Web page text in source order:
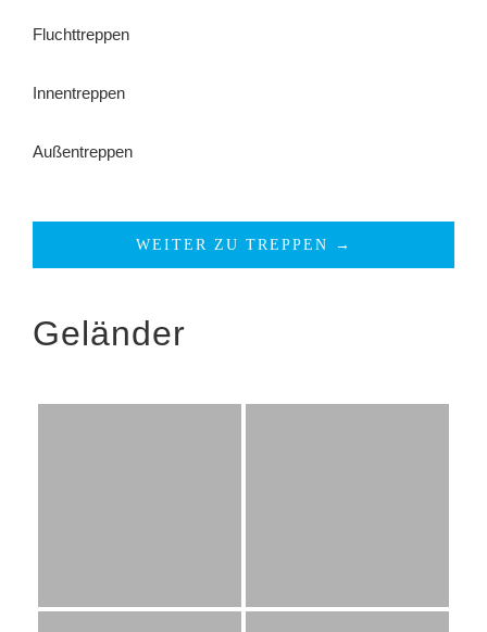
Fluchttreppen
Innentreppen
Außentreppen
WEITER ZU TREPPEN →
Geländer